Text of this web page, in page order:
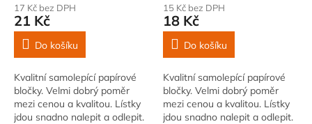
17 Kč bez DPH
21 Kč
Do košíku
Kvalitní samolepící papírové
bločky. Velmi dobrý poměr
mezi cenou a kvalitou. Lístky
jdou snadno nalepit a odlepit.
15 Kč bez DPH
18 Kč
Do košíku
Kvalitní samolepící papírové
bločky. Velmi dobrý poměr
mezi cenou a kvalitou. Lístky
jdou snadno nalepit a odlepit.